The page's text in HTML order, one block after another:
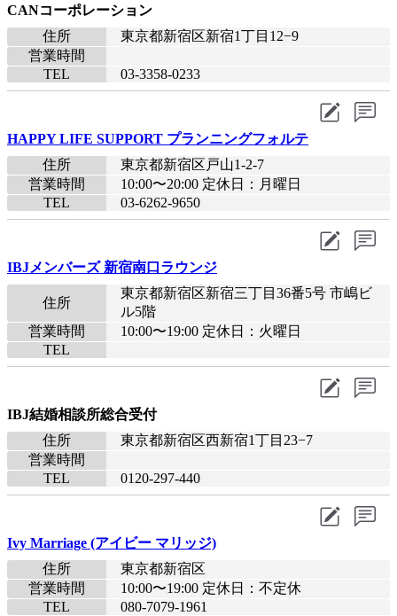
CANコーポレーション
住所
東京都新宿区新宿1丁目12−9
営業時間
TEL
03-3358-0233
HAPPY LIFE SUPPORT プランニングフォルテ
住所
東京都新宿区戸山1-2-7
営業時間
10:00〜20:00 定休日：月曜日
TEL
03-6262-9650
IBJメンバーズ 新宿南口ラウンジ
住所
東京都新宿区新宿三丁目36番5号 市嶋ビ
ル5階
営業時間
10:00〜19:00 定休日：火曜日
TEL
IBJ結婚相談所総合受付
住所
東京都新宿区西新宿1丁目23−7
営業時間
TEL
0120-297-440
Ivy Marriage (アイビー マリッジ)
住所
東京都新宿区
営業時間
10:00〜19:00 定休日：不定休
TEL
080-7079-1961